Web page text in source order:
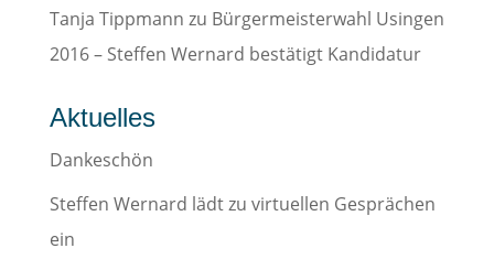
Tanja Tippmann zu Bürgermeisterwahl Usingen
2016 – Steffen Wernard bestätigt Kandidatur
Aktuelles
Dankeschön
Steffen Wernard lädt zu virtuellen Gesprächen
ein